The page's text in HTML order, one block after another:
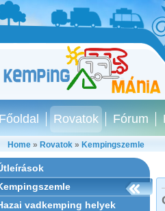
Rovatok Fórum
Home» Rovatok» Kempingszemle
vadkemping helyek